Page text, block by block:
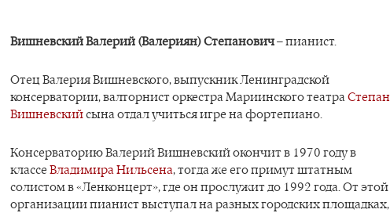
Вишневский Валерий (Валериян) Степанович– пианист.
Отец Валерия Вишневского, выпускник Ленинградской
консерватории, валторнист оркестра Мариинского театраСтепан
Вишневскийсына отдал учиться игре на фортепиано.
Консерваторию Валерий Вишневский окончит в 1970 году в
классе Владимира Нильсена, тогда же его примут штатным
солистом в «Ленконцерт», где он прослужит до 1992 года. От этой
организации пианист выступал на разных городских площадках,